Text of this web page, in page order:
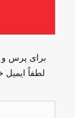
برای پرس و